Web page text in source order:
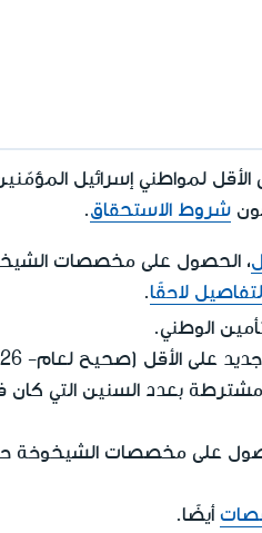
قيمتها 1٬838 شيكل جديد على الأقل لمواطني
شروط الاستحقاق.
، الحصول على مخصصات
لاحقًا.
الوطني.
بعدد السنين التي كان
على مخصصات الشيخوخة
أيضًا.